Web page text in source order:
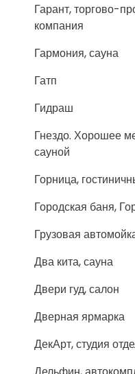
Гарант, торгово-
компания
Гармония, сауна
Гатп
Гидраш
Гнездо. Хорошее
сауной
Горница,
Городская баня,
Грузовая
Два кита, сауна
Двери гуд, салон
Дверная ярмарка
ДекАрт, студия